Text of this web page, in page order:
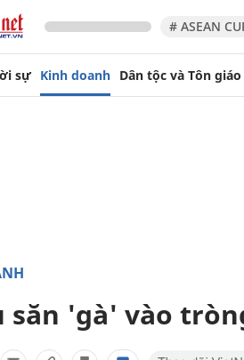
# ASEAN
sự Kinh doanh Dân tộc và Tôn giáo
săn 'gà' vào